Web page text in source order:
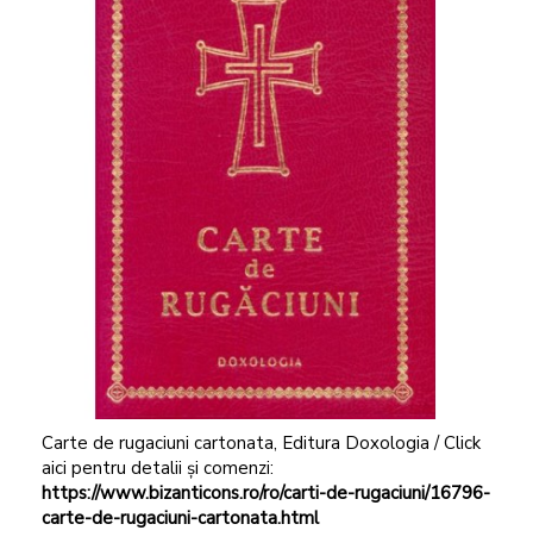
Carte de rugaciuni cartonata, Editura Doxologia / Click
aici pentru detalii și comenzi:
https://www.bizanticons.ro/ro/carti-de-rugaciuni/16796-
carte-de-rugaciuni-cartonata.html